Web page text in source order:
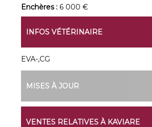
Enchères : 6 000 €
INFOS VÉTÉRINAIRE
EVA-,CG
MISES À JOUR
VENTES RELATIVES À KAVIARE